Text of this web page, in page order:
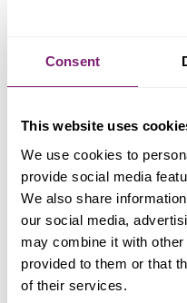
Consent
This website uses
We use cookies to
provide social media
We also share
our social media,
may combine it with
provided to them or that
of their services.
magni dolores eos qui
Neque porro quisquam
numquam eius modi
ad minima veniam, quis
corporis suscipit
commodi consequatur.
Neque porro quisquam
dolor sit amet,
numquam eius modi